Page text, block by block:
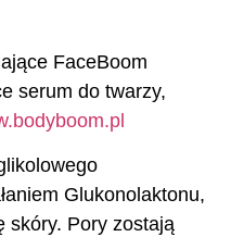
serum do twarzy,
Glukonolaktonu,
skóry. Pory zostają